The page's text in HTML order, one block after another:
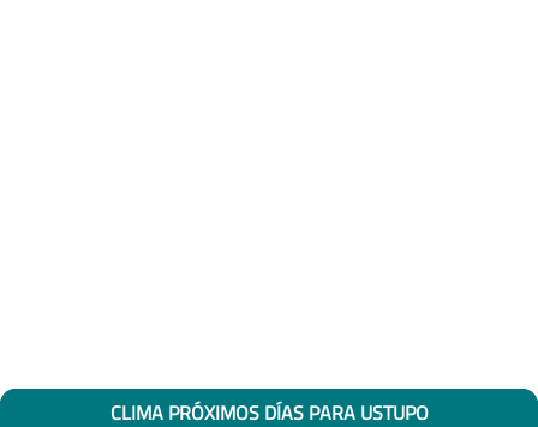
CLIMA PRÓXIMOS DÍAS PARA USTUPO